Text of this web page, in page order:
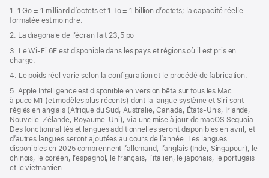
1. 1 Go = 1 milliard d’octets et 1 To = 1 billion d’octets; la capacité réelle
formatée est moindre.
2. La diagonale de l’écran fait 23,5 po
3. Le Wi‑Fi 6E est disponible dans les pays et régions où il est pris en
charge.
4. Le poids réel varie selon la configuration et le procédé de fabrication.
5. Apple Intelligence est disponible en version bêta sur tous les Mac
à puce M1 (et modèles plus récents) dont la langue système et Siri sont
réglés en anglais (Afrique du Sud, Australie, Canada, États-Unis, Irlande,
Nouvelle-Zélande, Royaume-Uni), via une mise à jour de macOS Sequoia.
Des fonctionnalités et langues additionnelles seront disponibles en avril, et
d’autres langues seront ajoutées au cours de l’année. Les langues
disponibles en 2025 comprennent l’allemand, l’anglais (Inde, Singapour), le
chinois, le coréen, l’espagnol, le français, l’italien, le japonais, le portugais
et le vietnamien.